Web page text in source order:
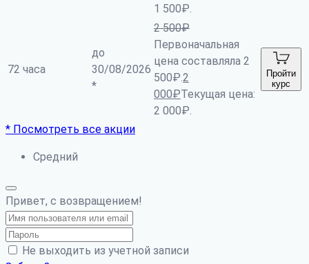
1 500₽.
72 часа
до
30/08/2026
*
2 500₽
Первоначальная
цена составляла 2
500₽.2
000₽Текущая цена:
2 000₽.
Пройти
курс
* Посмотреть все акции
Средний
Привет, с возвращением!
Не выходить из учетной записи